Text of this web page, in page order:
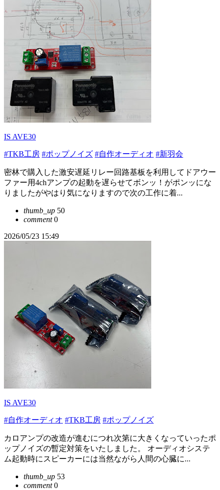
IS AVE30
#TKB工房 #ポップノイズ #自作オーディオ #新羽会
密林で購入した激安遅延リレー回路基板を利用してドアウー
ファー用4chアンプの起動を遅らせてボンッ！がポンッにな
りましたがやはり気になりますので次の工作に着...
thumb_up 50
comment0
2026/05/23 15:49
IS AVE30
#自作オーディオ #TKB工房 #ポップノイズ
カロアンプの改造が進むにつれ次第に大きくなっていったポ
ップノイズの暫定対策をいたしました。 オーディオシステ
ム起動時にスピーカーには当然ながら人間の心臓に...
thumb_up 53
comment0